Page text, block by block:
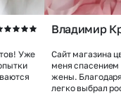
Уже
Владимир
Сайт магазина
меня спасением
жены.
легко выбрал